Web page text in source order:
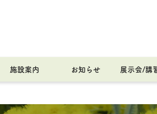
施設案内 お知らせ 展示会/講